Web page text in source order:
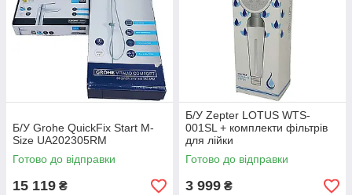
Б/У Grohe QuickFix Start M-
Size UA202305RM
Готово до відправки
15 119 ₴
Б/У Zepter LOTUS WTS-
001SL + комплекти фільтрів
для лійки
Готово до відправки
3 999 ₴